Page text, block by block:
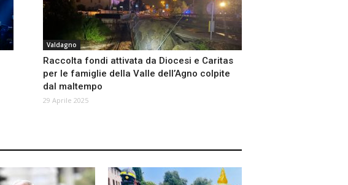
Valdagno
Raccolta fondi attivata da Diocesi e Caritas
per le famiglie della Valle dell’Agno colpite
dal maltempo
29 Aprile 2025